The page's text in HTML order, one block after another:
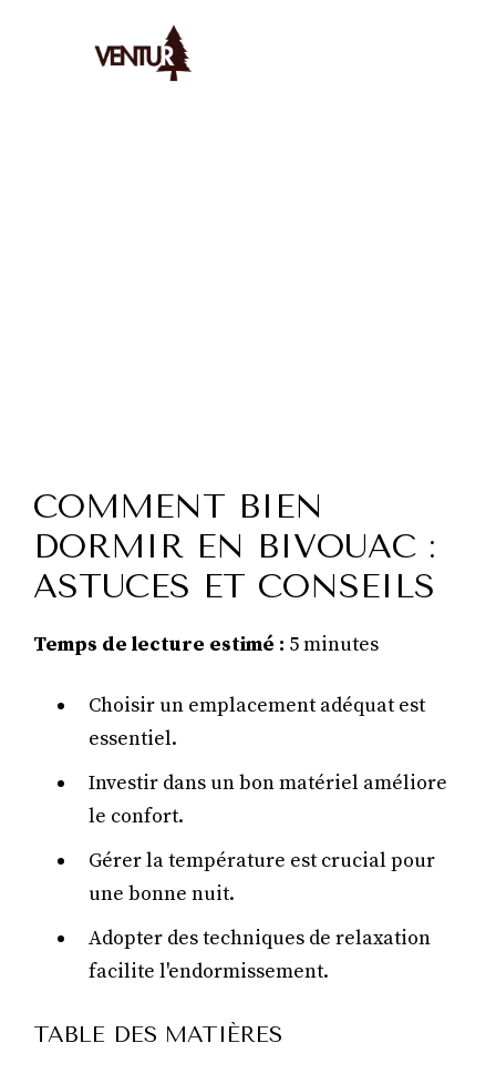
COMMENT BIEN
DORMIR EN BIVOUAC :
ASTUCES ET CONSEILS
Temps de lecture estimé : 5 minutes
Choisir un emplacement adéquat est
essentiel.
Investir dans un bon matériel améliore
le confort.
Gérer la température est crucial pour
une bonne nuit.
Adopter des techniques de relaxation
facilite l'endormissement.
TABLE DES MATIÈRES